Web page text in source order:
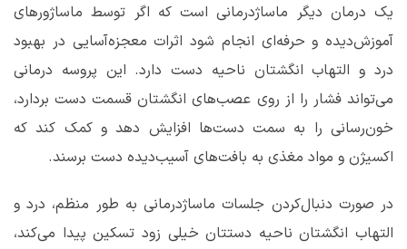
یک درمان دیگر ماساژدرمانی است که اگر توسط ماساژورهای
آموزش‌دیده و حرفه‌ای انجام شود اثرات معجزه‌آسایی در بهبود
درد و التهاب انگشتان ناحیه دست دارد. این پروسه درمانی
می‌تواند فشار را از روی عصب‌های انگشتان قسمت دست بردارد،
خون‌رسانی را به سمت دست‌ها افزایش دهد و کمک کند که
اکسیژن و مواد مغذی به بافت‌های آسیب‌دیده دست برسند.
در صورت دنبال‌کردن جلسات ماساژدرمانی به طور منظم، درد و
التهاب انگشتان ناحیه دستتان خیلی زود تسکین پیدا می‌کند،